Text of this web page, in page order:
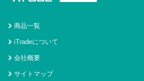
商品一覧
iTradeについて
会社概要
サイトマップ